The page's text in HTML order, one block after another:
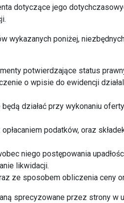
dotyczące jego
wykazanych poniżej,
potwierdzające status
o wpisie do ewidencji
działać przy wykonaniu
podatków, oraz
niego postępowania
likwidacji.
ze sposobem obliczenia ceny
sprecyzowane przez strony w